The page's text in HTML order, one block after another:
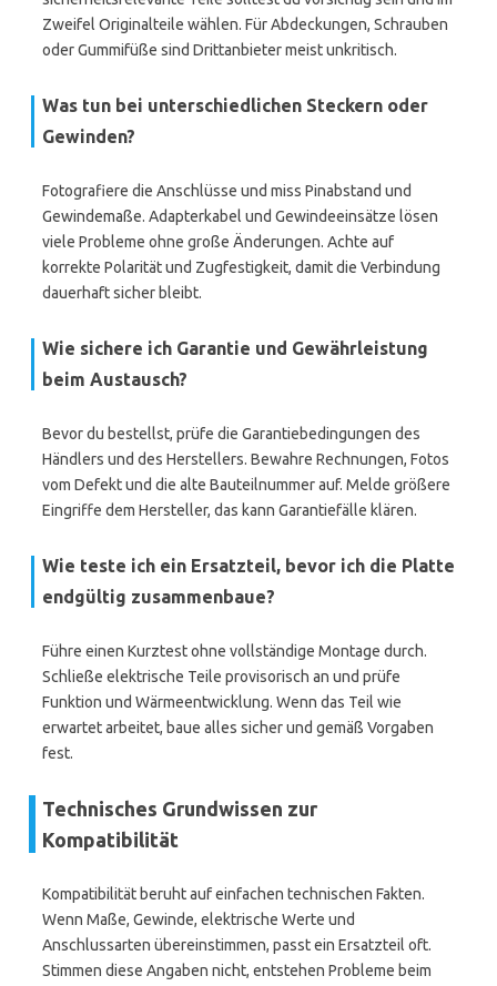
Zweifel Originalteile wählen. Für Abdeckungen, Schrauben
oder Gummifüße sind Drittanbieter meist unkritisch.
Was tun bei unterschiedlichen Steckern oder
Gewinden?
Fotografiere die Anschlüsse und miss Pinabstand und
Gewindemaße. Adapterkabel und Gewindeeinsätze lösen
viele Probleme ohne große Änderungen. Achte auf
korrekte Polarität und Zugfestigkeit, damit die Verbindung
dauerhaft sicher bleibt.
Wie sichere ich Garantie und Gewährleistung
beim Austausch?
Bevor du bestellst, prüfe die Garantiebedingungen des
Händlers und des Herstellers. Bewahre Rechnungen, Fotos
vom Defekt und die alte Bauteilnummer auf. Melde größere
Eingriffe dem Hersteller, das kann Garantiefälle klären.
Wie teste ich ein Ersatzteil, bevor ich die Platte
endgültig zusammenbaue?
Führe einen Kurztest ohne vollständige Montage durch.
Schließe elektrische Teile provisorisch an und prüfe
Funktion und Wärmeentwicklung. Wenn das Teil wie
erwartet arbeitet, baue alles sicher und gemäß Vorgaben
fest.
Technisches Grundwissen zur
Kompatibilität
Kompatibilität beruht auf einfachen technischen Fakten.
Wenn Maße, Gewinde, elektrische Werte und
Anschlussarten übereinstimmen, passt ein Ersatzteil oft.
Stimmen diese Angaben nicht, entstehen Probleme beim